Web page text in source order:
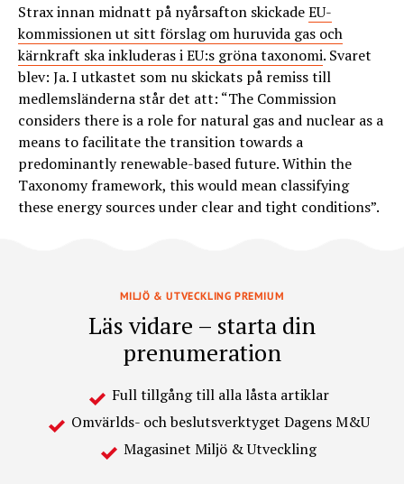
Strax innan midnatt på nyårsafton skickadeEU-
kommissionen ut sitt förslag om huruvida gas och
kärnkraft ska inkluderas i EU:s gröna taxonomi. Svaret
blev: Ja. I utkastet som nu skickats på remiss till
medlemsländerna står det att: “The Commission
considers there is a role for natural gas and nuclear as a
means to facilitate the transition towards a
predominantly renewable-based future. Within the
Taxonomy framework, this would mean classifying
these energy sources under clear and tight conditions”.
MILJÖ & UTVECKLING PREMIUM
Läs vidare – starta din
prenumeration
Full tillgång till alla låsta artiklar
Omvärlds- och beslutsverktyget Dagens M&U
Magasinet Miljö & Utveckling